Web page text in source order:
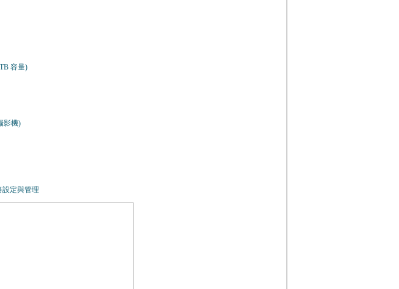
容量)
影機)
設定與管理